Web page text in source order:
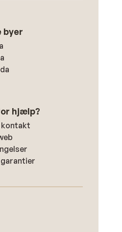
byer
hjælp?
kontakt